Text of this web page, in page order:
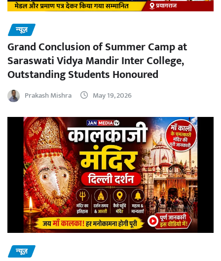
न्यूज़
Grand Conclusion of Summer Camp at
Saraswati Vidya Mandir Inter College,
Outstanding Students Honoured
Prakash Mishra May 19, 2026
न्यूज़